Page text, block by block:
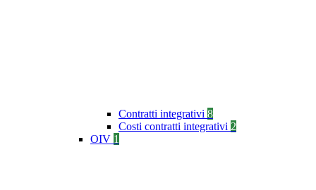
Contratti integrativi 8
Costi contratti integrativi 2
OIV 1